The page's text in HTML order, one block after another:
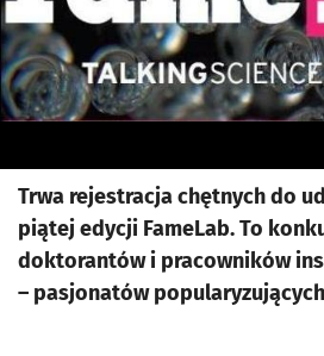
Trwa rejestracja chętnych do
piątej edycji FameLab. To
doktorantów i pracowników
– pasjonatów